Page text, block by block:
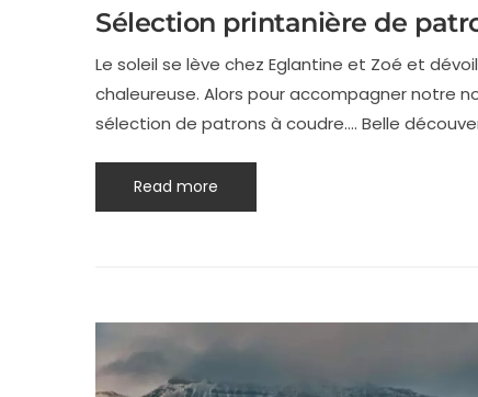
Sélection printanière de
Le soleil se lève chez Eglantine et Zoé et
chaleureuse. Alors pour accompagner notre
sélection de patrons à coudre…. Belle
Read more